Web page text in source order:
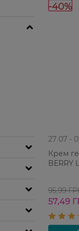
-40%
27 07 -
Крем
BERRY
95,99
57,49